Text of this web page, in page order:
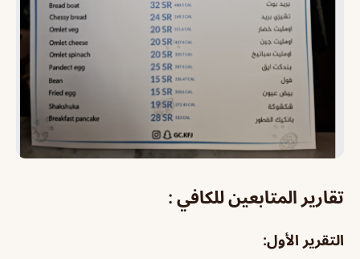
تقارير المتابعين للكافي :
التقرير الأول: